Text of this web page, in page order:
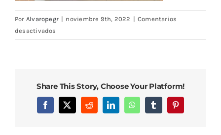
Por Alvaropegr | noviembre 9th, 2022 | Comentarios
desactivados
Share This Story, Choose Your Platform!
Facebook
X RedditLinkedInWhatsAppTumblrPinterest